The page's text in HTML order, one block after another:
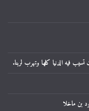
فيه الدنيا كلها وتهرب لربنا.
بن ماخلا